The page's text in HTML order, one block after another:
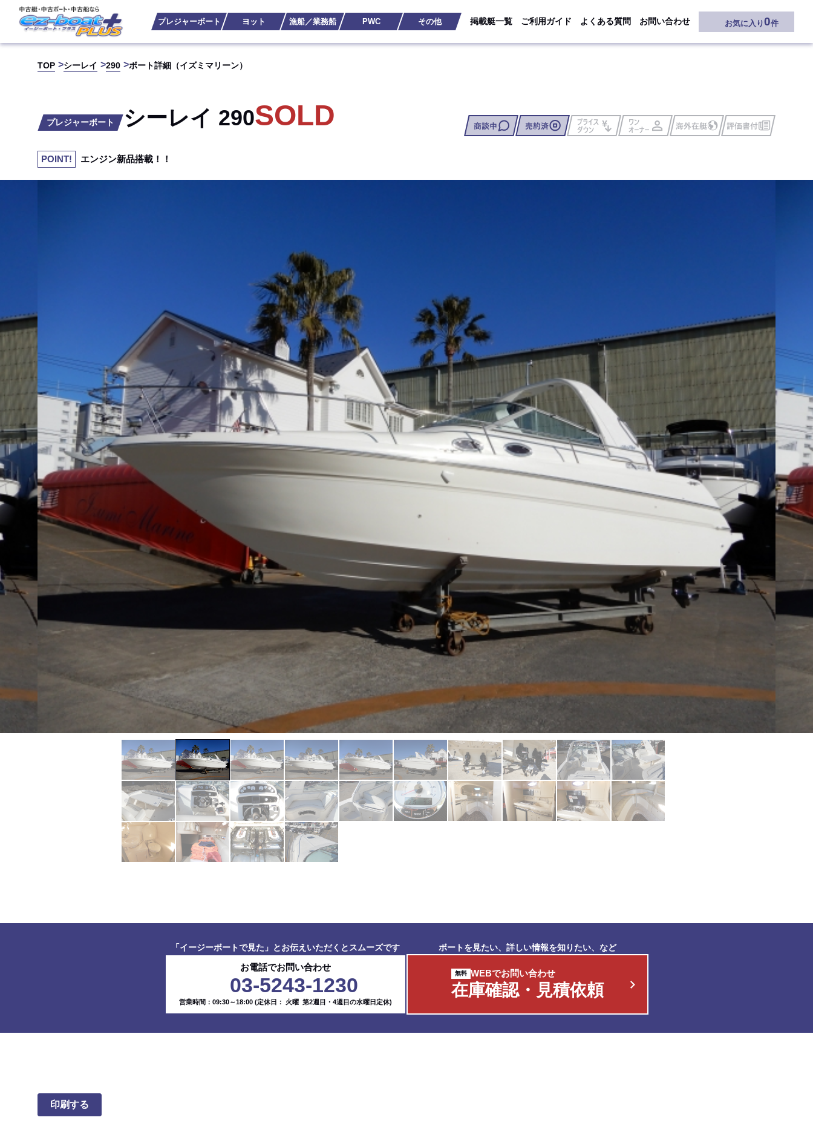
プレジャーボート ヨット 漁船／業務船 PWC その他 掲載艇一覧 ご利用ガイド よくある質問 お問い合わせ お気に入り0件
TOP シーレイ 290 ボート詳細（イズミマリーン）
プレジャーボート シーレイ 290SOLD
エンジン新品搭載！！
「イージーボートで見た」とお伝えいただくとスムーズです
お電話でお問い合わせ
03-5243-1230
営業時間：09:30～18:00 (定休日： 火曜 第2週目・4週目の水曜日定休)
ボートを見たい、詳しい情報を知りたい、など
WEBでお問い合わせ
在庫確認・見積依頼
印刷する